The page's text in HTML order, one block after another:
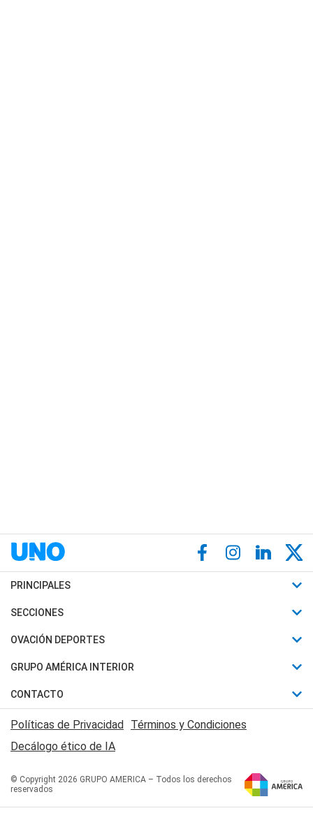
PRINCIPALES
Últimas Noticias
Política
Judiciales
Economia
SECCIONES
Horóscopo
Motores
Trucos caseros
Series y Películas
Edictos y Solicitadas
OVACIÓN DEPORTES
Fútbol
Mundial
Automovilismo
Rugby
Básquet
GRUPO AMÉRICA INTERIOR
Canal 7 en Vivo
San Juan 8
CONTACTO
Acerca de Nosotros
Contactanos
Políticas de Privacidad Términos y Condiciones
Decálogo ético de IA
© Copyright 2026 GRUPO AMERICA – Todos los derechos
reservados